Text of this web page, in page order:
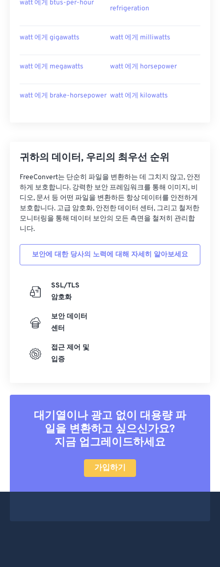
watt 에게 btus-per-hour
refrigeration
watt 에게 gigawatts watt 에게 milliwatts
watt 에게 megawatts watt 에게 horsepower
watt 에게 brake-horsepower watt 에게 kilowatts
귀하의 데이터, 우리의 최우선 순위
FreeConvert는 단순히 파일을 변환하는 데 그치지 않고, 안전
하게 보호합니다. 강력한 보안 프레임워크를 통해 이미지, 비
디오, 문서 등 어떤 파일을 변환하든 항상 데이터를 안전하게
보호합니다. 고급 암호화, 안전한 데이터 센터, 그리고 철저한
모니터링을 통해 데이터 보안의 모든 측면을 철저히 관리합
니다.
보안에 대한 당사의 노력에 대해 자세히 알아보세요
SSL/TLS
암호화
보안 데이터
센터
접근 제어 및
입증
대기열이나 광고 없이 대용량 파
일을 변환하고 싶으신가요?
지금 업그레이드하세요
가입하기